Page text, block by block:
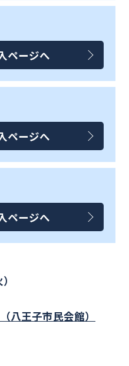
ページへ
ページへ
ページへ
八王子市民会館）